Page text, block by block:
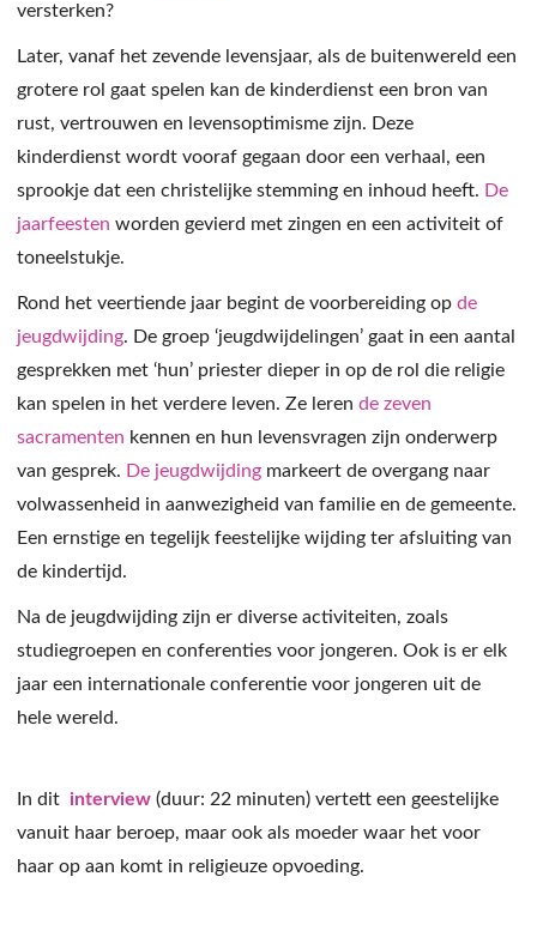
versterken?
Later, vanaf het zevende levensjaar, als de buitenwereld een
grotere rol gaat spelen kan de kinderdienst een bron van
rust, vertrouwen en levensoptimisme zijn. Deze
kinderdienst wordt vooraf gegaan door een verhaal, een
sprookje dat een christelijke stemming en inhoud heeft. De
jaarfeesten worden gevierd met zingen en een activiteit of
toneelstukje.
Rond het veertiende jaar begint de voorbereiding opde
jeugdwijding. De groep ‘jeugdwijdelingen’ gaat in een aantal
gesprekken met ‘hun’ priester dieper in op de rol die religie
kan spelen in het verdere leven. Ze lerende zeven
sacramenten kennen en hun levensvragen zijn onderwerp
van gesprek. De jeugdwijding markeert de overgang naar
volwassenheid in aanwezigheid van familie en de gemeente.
Een ernstige en tegelijk feestelijke wijding ter afsluiting van
de kindertijd.
Na de jeugdwijding zijn er diverse activiteiten, zoals
studiegroepen en conferenties voor jongeren. Ook is er elk
jaar een internationale conferentie voor jongeren uit de
hele wereld.
In dit interview (duur: 22 minuten) vertett een geestelijke
vanuit haar beroep, maar ook als moeder waar het voor
haar op aan komt in religieuze opvoeding.